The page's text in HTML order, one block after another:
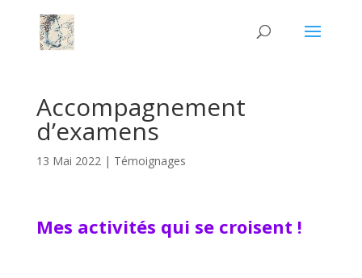
Accompagnement
d’examens
13 Mai 2022| Témoignages
Mes activités qui se croisent !